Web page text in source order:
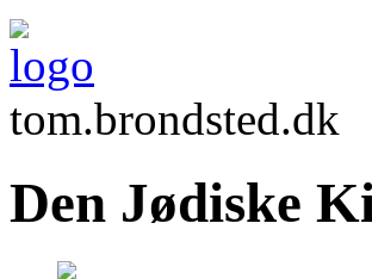
tom.brondsted.dk
Den Jødiske